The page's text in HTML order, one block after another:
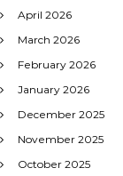
April 2026
March 2026
February 2026
January 2026
December 2025
November 2025
October 2025